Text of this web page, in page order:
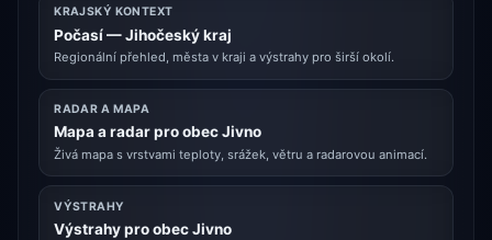
KRAJSKÝ KONTEXT
Počasí — Jihočeský kraj
Regionální přehled, města v kraji a výstrahy pro širší okolí.
RADAR A MAPA
Mapa a radar pro obec Jivno
Živá mapa s vrstvami teploty, srážek, větru a radarovou animací.
VÝSTRAHY
Výstrahy pro obec Jivno